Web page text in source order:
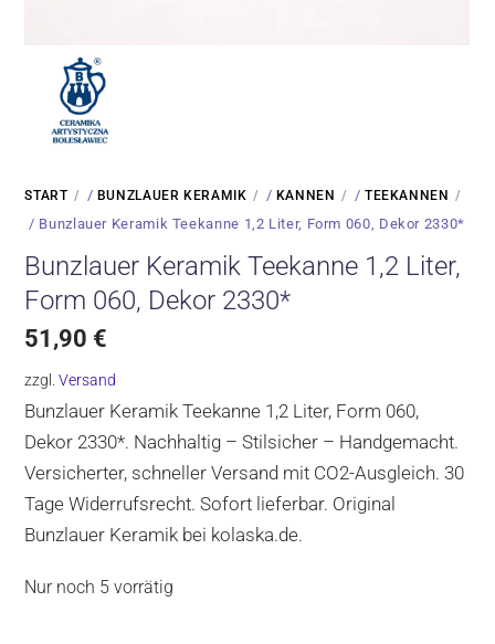
START / BUNZLAUER KERAMIK / KANNEN / TEEKANNEN
/ Bunzlauer Keramik Teekanne 1,2 Liter, Form 060, Dekor 2330*
Bunzlauer Keramik Teekanne 1,2 Liter,
Form 060, Dekor 2330*
51,90 €
zzgl.Versand
Bunzlauer Keramik Teekanne 1,2 Liter, Form 060,
Dekor 2330*. Nachhaltig – Stilsicher – Handgemacht.
Versicherter, schneller Versand mit CO2-Ausgleich. 30
Tage Widerrufsrecht. Sofort lieferbar. Original
Bunzlauer Keramik bei kolaska.de.
Nur noch 5 vorrätig